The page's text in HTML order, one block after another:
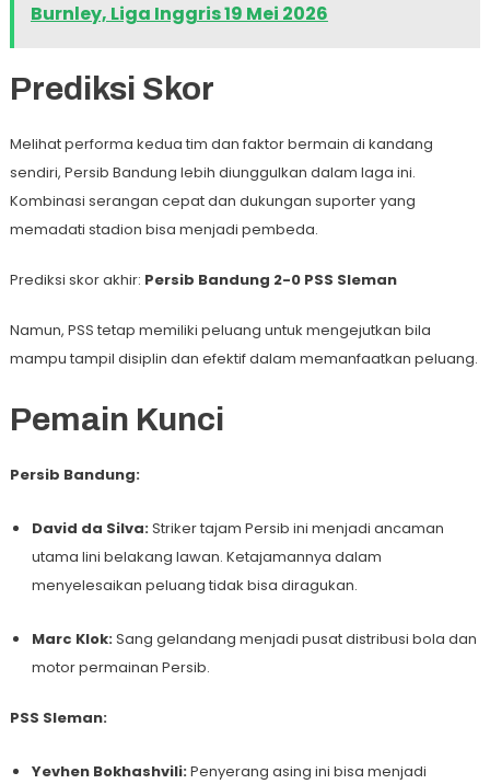
Burnley, Liga Inggris 19 Mei 2026
Prediksi Skor
Melihat performa kedua tim dan faktor bermain di kandang
sendiri, Persib Bandung lebih diunggulkan dalam laga ini.
Kombinasi serangan cepat dan dukungan suporter yang
memadati stadion bisa menjadi pembeda.
Prediksi skor akhir: Persib Bandung 2-0 PSS Sleman
Namun, PSS tetap memiliki peluang untuk mengejutkan bila
mampu tampil disiplin dan efektif dalam memanfaatkan peluang.
Pemain Kunci
Persib Bandung:
David da Silva:Striker tajam Persib ini menjadi ancaman
utama lini belakang lawan. Ketajamannya dalam
menyelesaikan peluang tidak bisa diragukan.
Marc Klok:Sang gelandang menjadi pusat distribusi bola dan
motor permainan Persib.
PSS Sleman:
Yevhen Bokhashvili:Penyerang asing ini bisa menjadi